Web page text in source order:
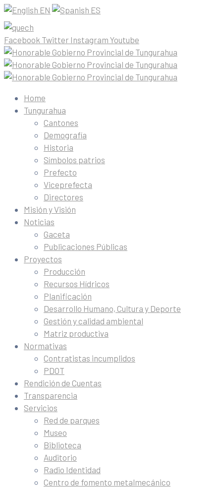
EN ES
Facebook Twitter Instagram Youtube
Home
Tungurahua
Cantones
Demografía
Historia
Símbolos patrios
Prefecto
Viceprefecta
Directores
Misión y Visión
Noticias
Gaceta
Publicaciones Públicas
Proyectos
Producción
Recursos Hídricos
Planificación
Desarrollo Humano, Cultura y Deporte
Gestión y calidad ambiental
Matriz productiva
Normativas
Contratistas incumplidos
PDOT
Rendición de Cuentas
Transparencia
Servicios
Red de parques
Museo
Biblioteca
Auditorio
Radio Identidad
Centro de fomento metalmecánico